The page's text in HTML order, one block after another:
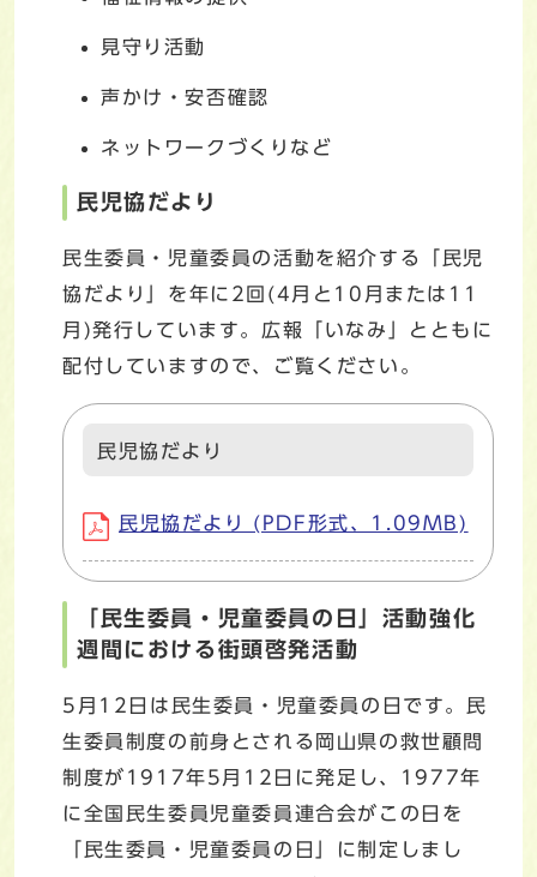
見守り活動
声かけ・安否確認
ネットワークづくりなど
民児協だより
民生委員・児童委員の活動を紹介する「民児
協だより」を年に2回(4月と10月または11
月)発行しています。広報「いなみ」とともに
配付していますので、ご覧ください。
民児協だより
民児協だより (PDF形式、1.09MB)
「民生委員・児童委員の日」活動強化
週間における街頭啓発活動
5月12日は民生委員・児童委員の日です。民
生委員制度の前身とされる岡山県の救世顧問
制度が1917年5月12日に発足し、1977年
に全国民生委員児童委員連合会がこの日を
「民生委員・児童委員の日」に制定しまし